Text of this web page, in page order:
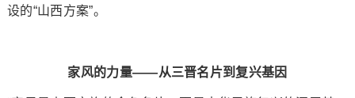
设的“山西方案”。
家风的力量——从三晋名片到复兴基因